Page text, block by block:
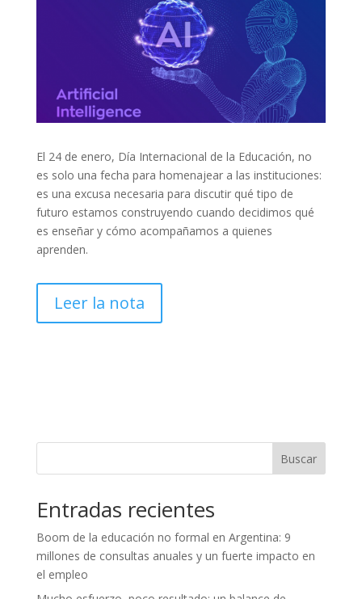
El 24 de enero, Día Internacional de la Educación, no
es solo una fecha para homenajear a las instituciones:
es una excusa necesaria para discutir qué tipo de
futuro estamos construyendo cuando decidimos qué
es enseñar y cómo acompañamos a quienes
aprenden.
Leer la nota
Buscar
Entradas recientes
Boom de la educación no formal en Argentina: 9
millones de consultas anuales y un fuerte impacto en
el empleo